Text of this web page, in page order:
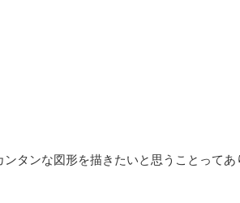
タンな図形を描きたいと思うことってあ